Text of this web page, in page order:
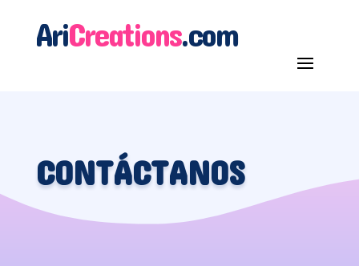
AriCreations.com
CONTÁCTANOS